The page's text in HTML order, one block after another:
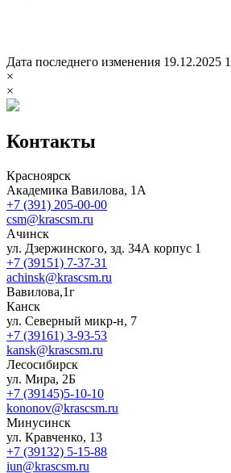
Дата последнего изменения 19.12.2025
×
×
Контакты
Красноярск
Академика Вавилова, 1А
+7 (391) 205-00-00
csm@krascsm.ru
Ачинск
ул. Дзержинского, зд. 34А корпус 1
+7 (39151) 7-37-31
achinsk@krascsm.ru
Вавилова,1г
Канск
ул. Северный микр-н, 7
+7 (39161) 3-93-53
kansk@krascsm.ru
Лесосибирск
ул. Мира, 2Б
+7 (39145)5-10-10
kononov@krascsm.ru
Минусинск
ул. Кравченко, 13
+7 (39132) 5-15-88
iun@krascsm.ru